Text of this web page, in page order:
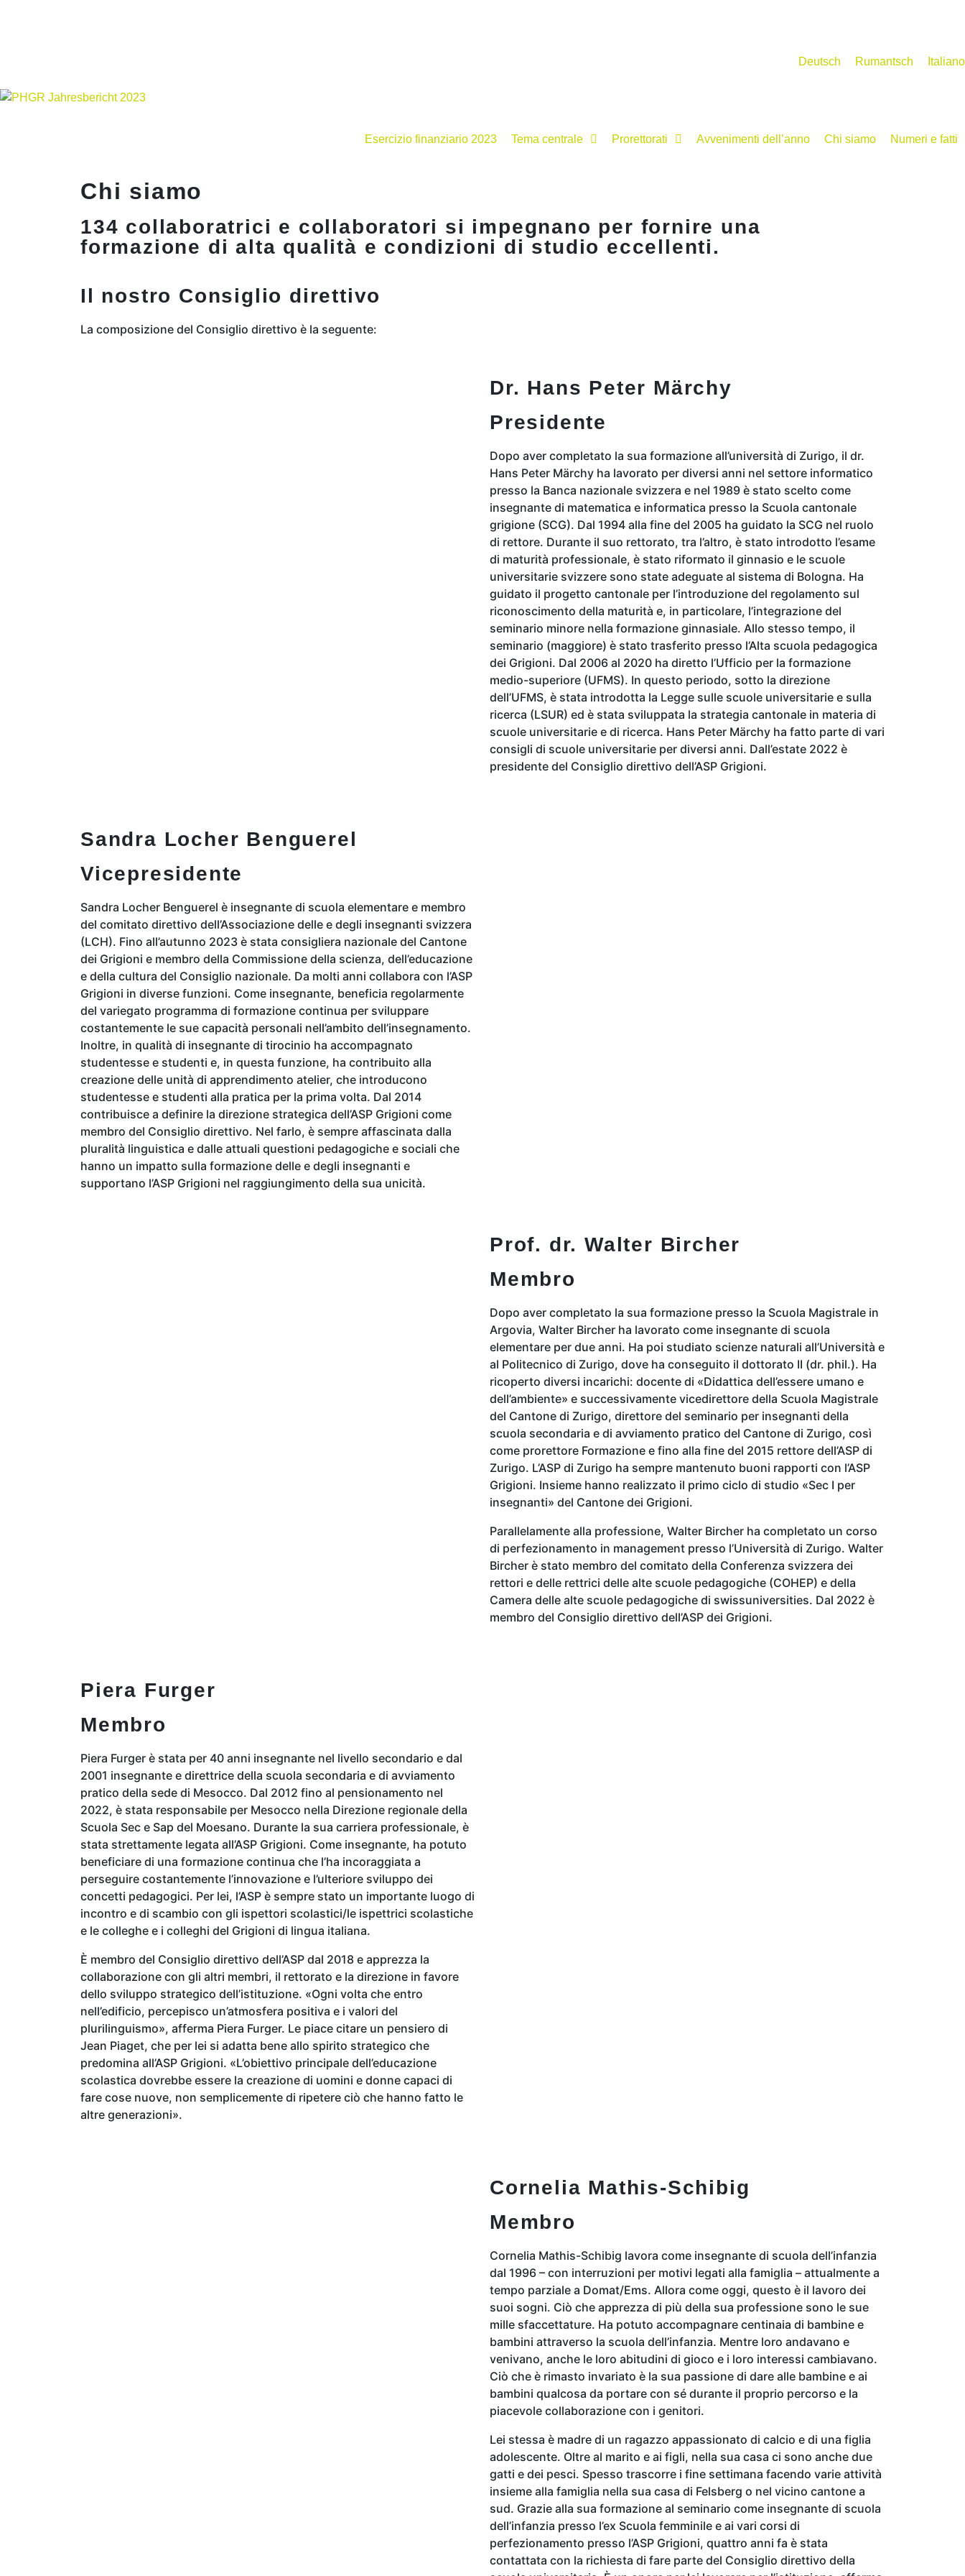
Deutsch Rumantsch Italiano
Esercizio finanziario 2023 Tema centrale Prorettorati Avvenimenti dell’anno Chi siamo Numeri e fatti
Chi siamo
134 collaboratrici e collaboratori si impegnano per fornire una
formazione di alta qualità e condizioni di studio eccellenti.
Il nostro Consiglio direttivo
La composizione del Consiglio direttivo è la seguente:
Dr. Hans Peter Märchy
Presidente
Dopo aver completato la sua formazione all’università di Zurigo, il dr.
Hans Peter Märchy ha lavorato per diversi anni nel settore informatico
presso la Banca nazionale svizzera e nel 1989 è stato scelto come
insegnante di matematica e informatica presso la Scuola cantonale
grigione (SCG). Dal 1994 alla fine del 2005 ha guidato la SCG nel ruolo
di rettore. Durante il suo rettorato, tra l’altro, è stato introdotto l’esame
di maturità professionale, è stato riformato il ginnasio e le scuole
universitarie svizzere sono state adeguate al sistema di Bologna. Ha
guidato il progetto cantonale per l’introduzione del regolamento sul
riconoscimento della maturità e, in particolare, l’integrazione del
seminario minore nella formazione ginnasiale. Allo stesso tempo, il
seminario (maggiore) è stato trasferito presso l’Alta scuola pedagogica
dei Grigioni. Dal 2006 al 2020 ha diretto l’Ufficio per la formazione
medio-superiore (UFMS). In questo periodo, sotto la direzione
dell’UFMS, è stata introdotta la Legge sulle scuole universitarie e sulla
ricerca (LSUR) ed è stata sviluppata la strategia cantonale in materia di
scuole universitarie e di ricerca. Hans Peter Märchy ha fatto parte di vari
consigli di scuole universitarie per diversi anni. Dall’estate 2022 è
presidente del Consiglio direttivo dell’ASP Grigioni.
Sandra Locher Benguerel
Vicepresidente
Sandra Locher Benguerel è insegnante di scuola elementare e membro
del comitato direttivo dell’Associazione delle e degli insegnanti svizzera
(LCH). Fino all’autunno 2023 è stata consigliera nazionale del Cantone
dei Grigioni e membro della Commissione della scienza, dell’educazione
e della cultura del Consiglio nazionale. Da molti anni collabora con l’ASP
Grigioni in diverse funzioni. Come insegnante, beneficia regolarmente
del variegato programma di formazione continua per sviluppare
costantemente le sue capacità personali nell’ambito dell’insegnamento.
Inoltre, in qualità di insegnante di tirocinio ha accompagnato
studentesse e studenti e, in questa funzione, ha contribuito alla
creazione delle unità di apprendimento atelier, che introducono
studentesse e studenti alla pratica per la prima volta. Dal 2014
contribuisce a definire la direzione strategica dell’ASP Grigioni come
membro del Consiglio direttivo. Nel farlo, è sempre affascinata dalla
pluralità linguistica e dalle attuali questioni pedagogiche e sociali che
hanno un impatto sulla formazione delle e degli insegnanti e
supportano l’ASP Grigioni nel raggiungimento della sua unicità.
Prof. dr. Walter Bircher
Membro
Dopo aver completato la sua formazione presso la Scuola Magistrale in
Argovia, Walter Bircher ha lavorato come insegnante di scuola
elementare per due anni. Ha poi studiato scienze naturali all’Università e
al Politecnico di Zurigo, dove ha conseguito il dottorato II (dr. phil.). Ha
ricoperto diversi incarichi: docente di «Didattica dell’essere umano e
dell’ambiente» e successivamente vicedirettore della Scuola Magistrale
del Cantone di Zurigo, direttore del seminario per insegnanti della
scuola secondaria e di avviamento pratico del Cantone di Zurigo, così
come prorettore Formazione e fino alla fine del 2015 rettore dell’ASP di
Zurigo. L’ASP di Zurigo ha sempre mantenuto buoni rapporti con l’ASP
Grigioni. Insieme hanno realizzato il primo ciclo di studio «Sec I per
insegnanti» del Cantone dei Grigioni.
Parallelamente alla professione, Walter Bircher ha completato un corso
di perfezionamento in management presso l’Università di Zurigo. Walter
Bircher è stato membro del comitato della Conferenza svizzera dei
rettori e delle rettrici delle alte scuole pedagogiche (COHEP) e della
Camera delle alte scuole pedagogiche di swissuniversities. Dal 2022 è
membro del Consiglio direttivo dell’ASP dei Grigioni.
Piera Furger
Membro
Piera Furger è stata per 40 anni insegnante nel livello secondario e dal
2001 insegnante e direttrice della scuola secondaria e di avviamento
pratico della sede di Mesocco. Dal 2012 fino al pensionamento nel
2022, è stata responsabile per Mesocco nella Direzione regionale della
Scuola Sec e Sap del Moesano. Durante la sua carriera professionale, è
stata strettamente legata all’ASP Grigioni. Come insegnante, ha potuto
beneficiare di una formazione continua che l’ha incoraggiata a
perseguire costantemente l’innovazione e l’ulteriore sviluppo dei
concetti pedagogici. Per lei, l’ASP è sempre stato un importante luogo di
incontro e di scambio con gli ispettori scolastici/le ispettrici scolastiche
e le colleghe e i colleghi del Grigioni di lingua italiana.
È membro del Consiglio direttivo dell’ASP dal 2018 e apprezza la
collaborazione con gli altri membri, il rettorato e la direzione in favore
dello sviluppo strategico dell’istituzione. «Ogni volta che entro
nell’edificio, percepisco un’atmosfera positiva e i valori del
plurilinguismo», afferma Piera Furger. Le piace citare un pensiero di
Jean Piaget, che per lei si adatta bene allo spirito strategico che
predomina all’ASP Grigioni. «L’obiettivo principale dell’educazione
scolastica dovrebbe essere la creazione di uomini e donne capaci di
fare cose nuove, non semplicemente di ripetere ciò che hanno fatto le
altre generazioni».
Cornelia Mathis-Schibig
Membro
Cornelia Mathis-Schibig lavora come insegnante di scuola dell’infanzia
dal 1996 – con interruzioni per motivi legati alla famiglia – attualmente a
tempo parziale a Domat/Ems. Allora come oggi, questo è il lavoro dei
suoi sogni. Ciò che apprezza di più della sua professione sono le sue
mille sfaccettature. Ha potuto accompagnare centinaia di bambine e
bambini attraverso la scuola dell’infanzia. Mentre loro andavano e
venivano, anche le loro abitudini di gioco e i loro interessi cambiavano.
Ciò che è rimasto invariato è la sua passione di dare alle bambine e ai
bambini qualcosa da portare con sé durante il proprio percorso e la
piacevole collaborazione con i genitori.
Lei stessa è madre di un ragazzo appassionato di calcio e di una figlia
adolescente. Oltre al marito e ai figli, nella sua casa ci sono anche due
gatti e dei pesci. Spesso trascorre i fine settimana facendo varie attività
insieme alla famiglia nella sua casa di Felsberg o nel vicino cantone a
sud. Grazie alla sua formazione al seminario come insegnante di scuola
dell’infanzia presso l’ex Scuola femminile e ai vari corsi di
perfezionamento presso l’ASP Grigioni, quattro anni fa è stata
contattata con la richiesta di fare parte del Consiglio direttivo della